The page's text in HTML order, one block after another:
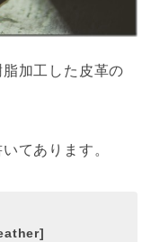
加工した皮革の
てあります。